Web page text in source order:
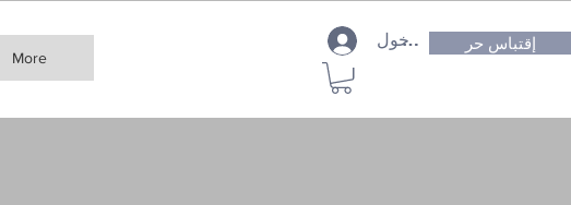
More
تسجيل الدخولإقتباس حر